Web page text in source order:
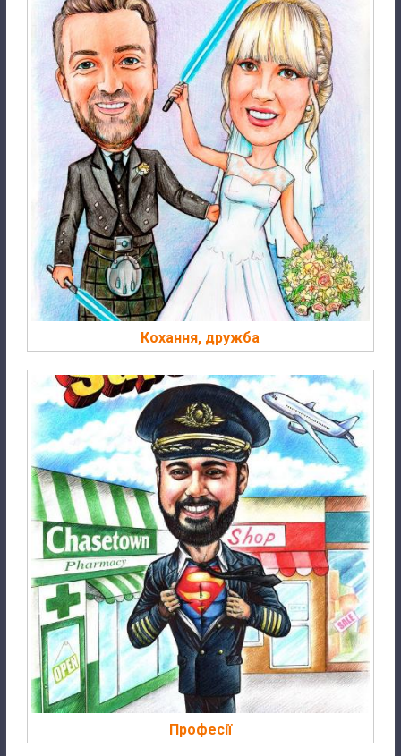
Кохання, дружба
Професії